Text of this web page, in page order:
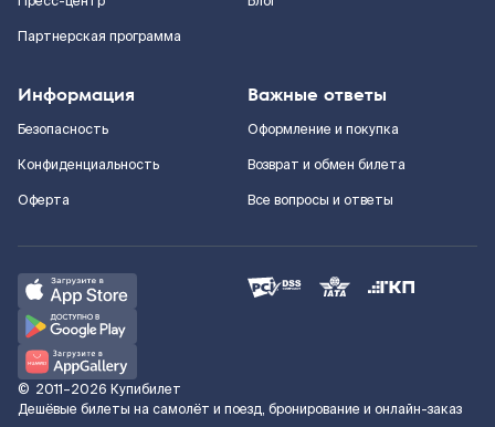
Партнерская программа
Информация
Безопасность
Конфиденциальность
Оферта
Важные ответы
Оформление и покупка
Возврат и обмен билета
Все вопросы и ответы
© 2011–2026 Купибилет
Дешёвые билеты на самолёт и поезд, бронирование и онлайн-заказ